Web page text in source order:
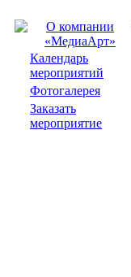
О компании
«МедиаАрт»
Календарь
мероприятий
Фотогалерея
Заказать
мероприятие